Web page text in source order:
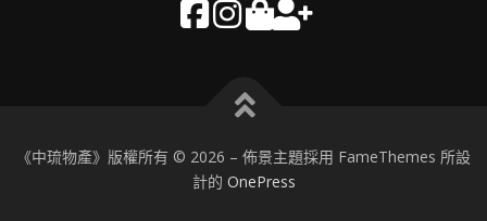
《中琉物產》版權所有 © 2026 – 佈景主題採用 FameThemes 所設
計的 OnePress